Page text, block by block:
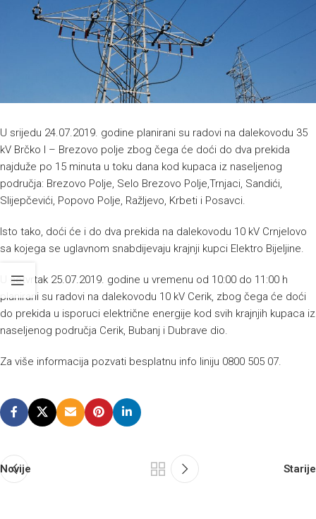
U srijedu 24.07.2019. godine planirani su radovi na dalekovodu 35
kV Brčko I – Brezovo polje zbog čega će doći do dva prekida
najduže po 15 minuta u toku dana kod kupaca iz naseljenog
područja: Brezovo Polje, Selo Brezovo Polje,Trnjaci, Sandići,
Slijepčevići, Popovo Polje, Ražljevo, Krbeti i Posavci.
Isto tako, doći će i do dva prekida na dalekovodu 10 kV Crnjelovo
sa kojega se uglavnom snabdijevaju krajnji kupci Elektro Bijeljine.
U četvrtak 25.07.2019. godine u vremenu od 10:00 do 11:00 h
planirani su radovi na dalekovodu 10 kV Cerik, zbog čega će doći
do prekida u isporuci električne energije kod svih krajnjih kupaca iz
naseljenog područja Cerik, Bubanj i Dubrave dio.
Za više informacija pozvati besplatnu info liniju 0800 505 07.
Novije Starije